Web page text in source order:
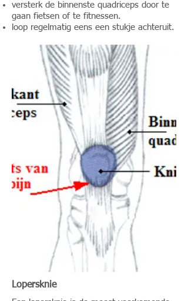
versterk de binnenste quadriceps door te
gaan fietsen of te fitnessen.
loop regelmatig eens een stukje achteruit.
Lopersknie